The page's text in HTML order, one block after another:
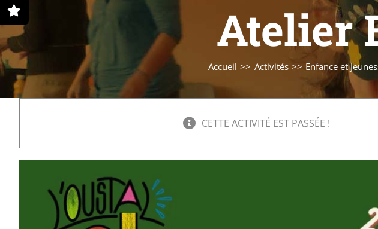
Atelier
Accueil Activités Enfance et
CETTE ACTIVITÉ EST PASSÉE !